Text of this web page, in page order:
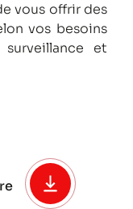
vous offrir des
vos besoins
et